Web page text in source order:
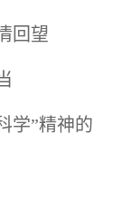
回望
学”精神的